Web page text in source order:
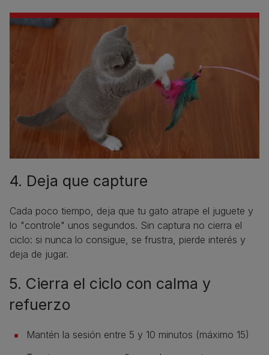
4. Deja que capture
Cada poco tiempo, deja que tu gato atrape el juguete y
lo "controle" unos segundos. Sin captura no cierra el
ciclo: si nunca lo consigue, se frustra, pierde interés y
deja de jugar.
5. Cierra el ciclo con calma y
refuerzo
Mantén la sesión entre 5 y 10 minutos (máximo 15)